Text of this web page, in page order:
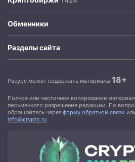
Обменники
Разделы сайта
Ресурс может содержать материалы 18+
Полное или частичное копирование
письменного разрешения редакции. По
обращайтесь через форму обратной связи
info@crypto.ru